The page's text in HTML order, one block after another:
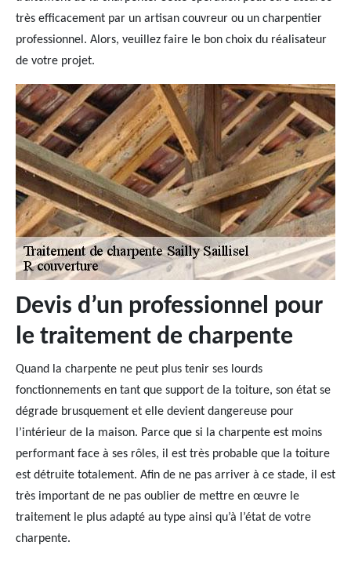
très efficacement par un artisan couvreur ou un charpentier
professionnel. Alors, veuillez faire le bon choix du réalisateur
de votre projet.
Devis d’un professionnel pour
le traitement de charpente
Quand la charpente ne peut plus tenir ses lourds
fonctionnements en tant que support de la toiture, son état se
dégrade brusquement et elle devient dangereuse pour
l’intérieur de la maison. Parce que si la charpente est moins
performant face à ses rôles, il est très probable que la toiture
est détruite totalement. Afin de ne pas arriver à ce stade, il est
très important de ne pas oublier de mettre en œuvre le
traitement le plus adapté au type ainsi qu’à l’état de votre
charpente.